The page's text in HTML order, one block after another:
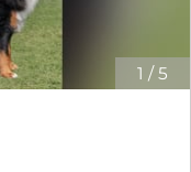
1 /5